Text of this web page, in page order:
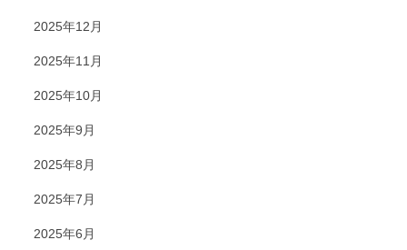
2025年12月
2025年11月
2025年10月
2025年9月
2025年8月
2025年7月
2025年6月